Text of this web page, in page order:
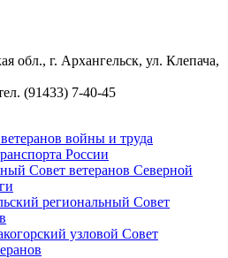
обл., г. Архангельск, ул. Клепача,
(91433) 7-40-45
войны и труда
России
Совет ветеранов Северной
региональный Совет
узловой Совет